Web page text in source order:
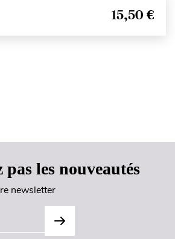
15,50 €
pas les nouveautés
newsletter